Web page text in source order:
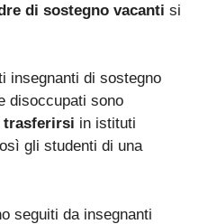
di sostegno vacanti si
insegnanti di sostegno
disoccupati sono
in istituti
gli studenti di una
seguiti da insegnanti